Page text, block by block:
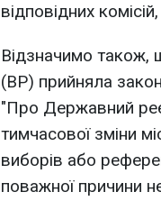
відповідних
Відзначимо також,
(ВР) прийняла
"Про Державний
тимчасової зміни
виборів або
поважної причини